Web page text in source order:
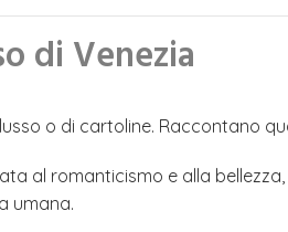
di Venezia
o di cartoline. Raccontano
al romanticismo e alla
umana.